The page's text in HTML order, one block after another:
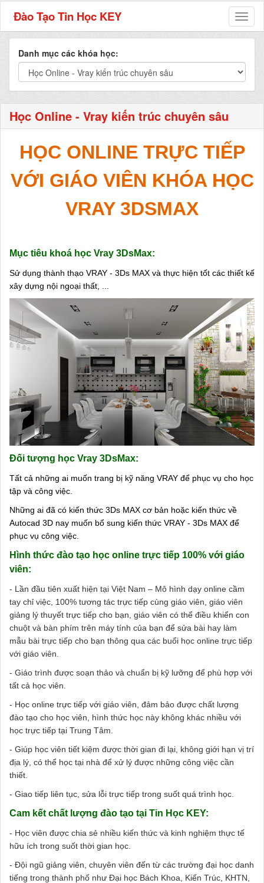
Đào Tạo Tin Học KEY
Danh mục các khóa học:
Học Online - Vray kiến trúc chuyên sâu
HỌC ONLINE TRỰC TIẾP
VỚI GIÁO VIÊN KHÓA HỌC
VRAY 3DSMAX
Mục tiêu khoá học Vray 3DsMax:
Sử dụng thành thạo VRAY - 3Ds MAX và thực hiện tốt các thiết kế
xây dựng nội ngoại thất, ...
Đối tượng học Vray 3DsMax:
Tất cả những ai muốn trang bị kỹ năng VRAY để phục vụ cho học
tập và công việc.
Những ai đã có kiến thức 3Ds MAX cơ bản hoặc kiến thức về
Autocad 3D nay muốn bổ sung kiến thức VRAY - 3Ds MAX để
phục vụ công việc.
Hình thức đào tạo học online trực tiếp 100% với giáo
viên:
- Lần đầu tiên xuất hiện tại Việt Nam – Mô hình dạy online cầm
tay chỉ việc, 100% tương tác trực tiếp cùng giáo viên, giáo viên
giảng lý thuyết trực tiếp cho bạn, giáo viên có thể điều khiển con
chuột và bàn phím trên máy tính của bạn để sửa bài hay làm
mẫu bài trực tiếp cho bạn thông qua các buổi học online trực tiếp
với giáo viên.
- Giáo trình được soạn thảo và chuẩn bị kỹ lưỡng để phù hợp với
tất cả học viên.
- Học online trực tiếp với giáo viên, đảm bảo được chất lượng
đào tạo cho học viên, hình thức học này không khác nhiều với
học trực tiếp tại Trung Tâm.
- Giúp học viên tiết kiệm được thời gian đi lại, không giới hạn vị trí
địa lý, có thể học tại nhà để xử lý được những công việc cần
thiết.
- Giao tiếp liên tục, sửa lỗi trực tiếp trong suốt quá trình học.
Cam kết chất lượng đào tạo tại Tin Học KEY:
- Học viên được chia sẻ nhiều kiến thức và kinh nghiệm thực tế
hữu ích trong suốt thời gian học.
- Đội ngũ giảng viên, chuyên viên đến từ các trường đại học danh
tiếng trong thành phố như Đại học Bách Khoa, Kiến Trúc, KHTN,